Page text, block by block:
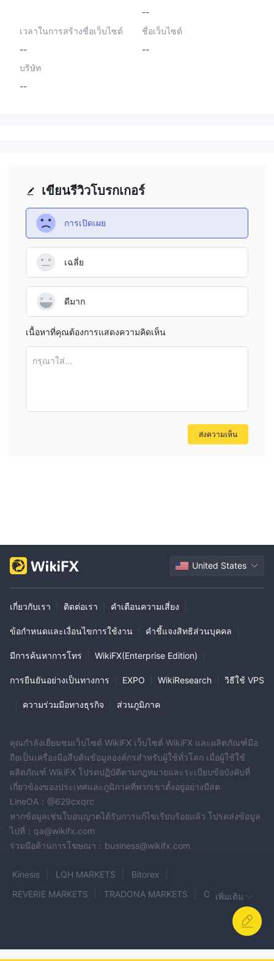
--
เวลาในการสร้างชื่อเว็บไซต์
--
ชื่อเว็บไซต์
--
บริษัท
--
เขียนรีวิวโบรกเกอร์
การเปิดเผย
เฉลี่ย
ดีมาก
เนื้อหาที่คุณต้องการแสดงความคิดเห็น
กรุณาใส่...
ส่งความเห็น
United States
เกี่ยวกับเรา ติดต่อเรา คำเตือนความเสี่ยง
ข้อกำหนดและเงื่อนไขการใช้งาน คำชี้แจงสิทธิส่วนบุคคล
มีการค้นหาการโทร WikiFX(Enterprise Edition)
การยืนยันอย่างเป็นทางการ EXPO WikiResearch วิธีใช้ VPS
ความร่วมมือทางธุรกิจ ส่วนภูมิภาค
คุณกำลังเยี่ยมชมเว็บไซต์ WikiFX เว็บไซต์ WikiFX และผลิตภัณฑ์มือ
ถือเป็นเครื่องมือสืบค้นข้อมูลองค์กรสำหรับผู้ใช้ทั่วโลก เมื่อผู้ใช้ใช้
ผลิตภัณฑ์ WikiFX โปรดปฏิบัติตามกฎหมายและระเบียบข้อบังคับที่
เกี่ยวข้องของประเทศและภูมิภาคที่พวกเขาตั้งอยู่อย่างมีสต
LineOA：@629cxqrc
หากข้อมูลเช่นใบอนุญาตได้รับการแก้ไขเรียบร้อยแล้ว โปรดส่งข้อมูล
ไปที่：qa@wikifx.com
ร่วมมือด้านการโฆษณา：business@wikifx.com
Kinesis LQH MARKETS
Bitorex
REVERIE MARKETS
TRADONA MARKETS
ORSFX
Goldinvest
KUDOS GOLD
Guardian Stockbrokers
เพิ่มเติม